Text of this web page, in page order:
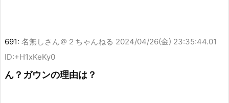
691: 名無しさん＠２ちゃんねる 2024/04/26(金) 23:35:44.01
ID:+H1xKeKy0
ん？ガウンの理由は？